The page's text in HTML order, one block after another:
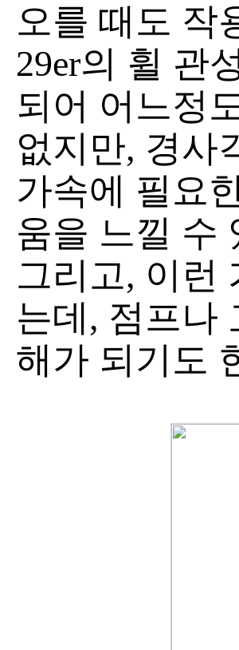
오를 때도 작
29er의 휠 관
되어 어느정
없지만, 경사
가속에 필요
움을 느낄 수
그리고, 이런
는데, 점프나
해가 되기도